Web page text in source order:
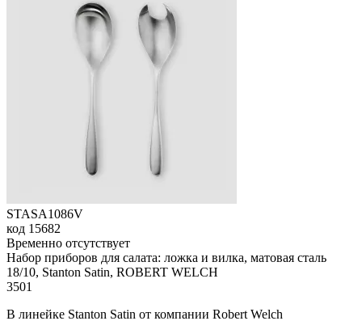
STASA1086V
код 15682
Временно отсутствует
Набор приборов для салата: ложка и вилка, матовая сталь
18/10, Stanton Satin, ROBERT WELCH
3501
В линейке Stanton Satin от компании Robert Welch